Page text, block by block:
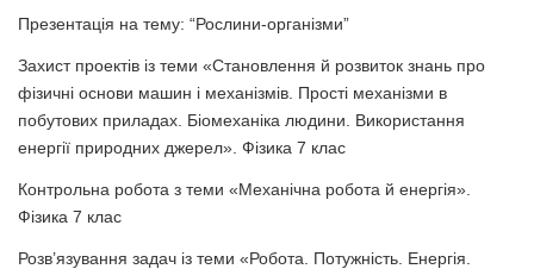
Презентація на тему: “Рослини-організми”
Захист проектів із теми «Становлення й розвиток знань про
фізичні основи машин і механізмів. Прості механізми в
побутових приладах. Біомеханіка людини. Використання
енергії природних джерел». Фізика 7 клас
Контрольна робота з теми «Механічна робота й енергія».
Фізика 7 клас
Розв’язування задач із теми «Робота. Потужність. Енергія.